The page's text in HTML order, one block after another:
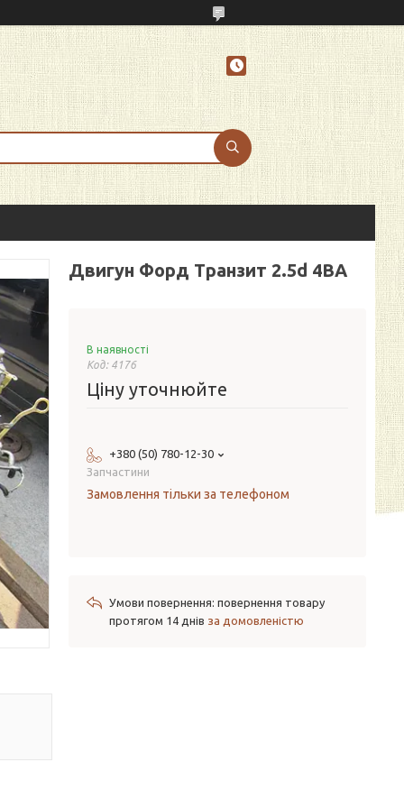
Двигун Форд Транзит 2.5d 4BA
В наявності
Код: 4176
Ціну уточнюйте
+380 (50) 780-12-30
Запчастини
Замовлення тільки за телефоном
повернення товару
протягом 14 днів за домовленістю